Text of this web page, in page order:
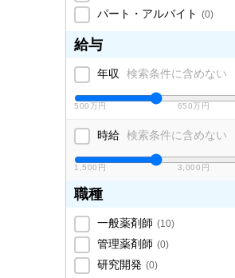
パート・アルバイト (0)
給与
年収 検索条件に含めない
500万円 650万円
時給 検索条件に含めない
1,500円 3,000円
職種
一般薬剤師 (10)
管理薬剤師 (0)
研究開発 (0)